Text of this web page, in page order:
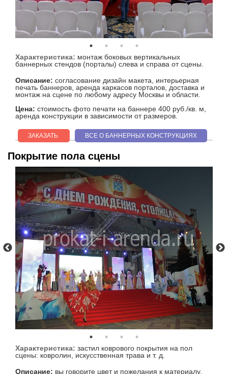
Характеристика: монтаж боковых вертикальных
баннерных стендов (порталы) слева и справа от сцены.
Описание: cогласование дизайн макета, интерьерная
печать баннеров, аренда каркасов порталов, доставка и
монтаж на сцене по любому адресу Москвы и области.
Цена: cтоимость фото печати на баннере 400 руб./кв. м,
аренда конструкции в зависимости от размеров.
ЗАКАЗАТЬ ВСЕ О БАННЕРНЫХ КОНСТРУКЦИЯХ
Покрытие пола сцены
Характеристика: застил коврового покрытия на пол
сцены: ковролин, искусственная трава и т. д.
Описание: вы говорите цвет и пожелания к материалу,